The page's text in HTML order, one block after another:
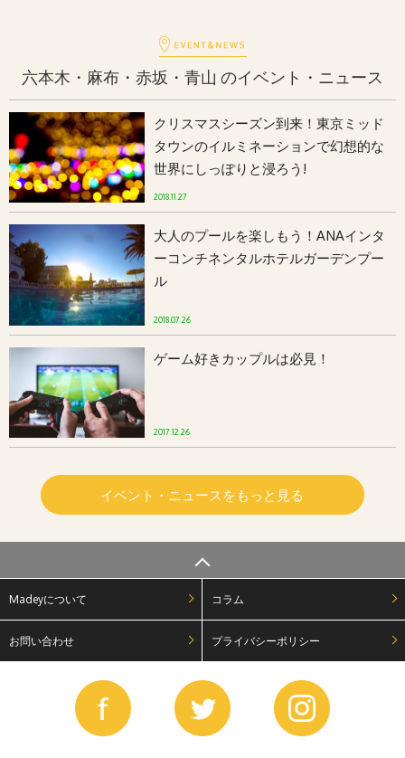
六本木・麻布・赤坂・青山 のイベント・ニュース
クリスマスシーズン到来！東京ミッド
タウンのイルミネーションで幻想的な
世界にしっぽりと浸ろう!
2018.11.27
大人のプールを楽しもう！ANAインタ
ーコンチネンタルホテルガーデンプー
ル
2018.07.26
ゲーム好きカップルは必見！
2017.12.26
イベント・ニュースをもっと見る
Madeyについて コラム
お問い合わせ プライバシーポリシー